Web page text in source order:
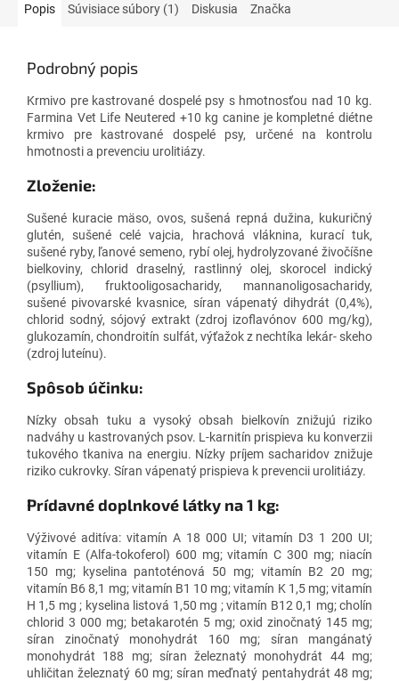
Popis Súvisiace súbory (1) Diskusia Značka
Podrobný popis
Krmivo pre kastrované dospelé psy s hmotnosťou nad 10 kg.
Farmina Vet Life Neutered +10 kg canine je kompletné diétne
krmivo pre kastrované dospelé psy, určené na kontrolu
hmotnosti a prevenciu urolitiázy.
Zloženie:
Sušené kuracie mäso, ovos, sušená repná dužina, kukuričný
glutén, sušené celé vajcia, hrachová vláknina, kurací tuk,
sušené ryby, ľanové semeno, rybí olej, hydrolyzované živočíšne
bielkoviny, chlorid draselný, rastlinný olej, skorocel indický
(psyllium), fruktooligosacharidy, mannanoligosacharidy,
sušené pivovarské kvasnice, síran vápenatý dihydrát (0,4%),
chlorid sodný, sójový extrakt (zdroj izoflavónov 600 mg/kg),
glukozamín, chondroitín sulfát, výťažok z nechtíka lekár- skeho
(zdroj luteínu).
Spôsob účinku:
Nízky obsah tuku a vysoký obsah bielkovín znižujú riziko
nadváhy u kastrovaných psov. L-karnitín prispieva ku konverzii
tukového tkaniva na energiu. Nízky príjem sacharidov znižuje
riziko cukrovky. Síran vápenatý prispieva k prevencii urolitiázy.
Prídavné doplnkové látky na 1 kg:
Výživové aditíva: vitamín A 18 000 UI; vitamín D3 1 200 UI;
vitamín E (Alfa-tokoferol) 600 mg; vitamín C 300 mg; niacín
150 mg; kyselina pantoténová 50 mg; vitamín B2 20 mg;
vitamín B6 8,1 mg; vitamín B1 10 mg; vitamín K 1,5 mg; vitamín
H 1,5 mg ; kyselina listová 1,50 mg ; vitamín B12 0,1 mg; cholín
chlorid 3 000 mg; betakarotén 5 mg; oxid zinočnatý 145 mg;
síran zinočnatý monohydrát 160 mg; síran mangánatý
monohydrát 188 mg; síran železnatý monohydrát 44 mg;
uhličitan železnatý 60 mg; síran meďnatý pentahydrát 48 mg;